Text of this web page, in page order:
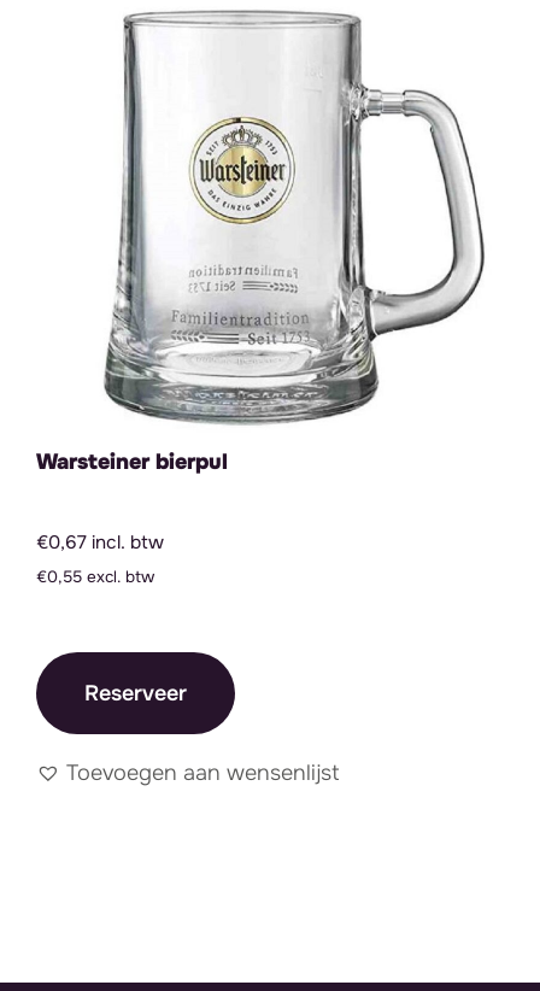
Warsteiner bierpul
€0,67 incl. btw
€0,55 excl. btw
Reserveer
Toevoegen aan wensenlijst